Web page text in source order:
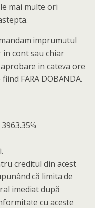
mai multe ori
imprumutul
in cont sau chiar
in cateva ore
FARA DOBANDA.
creditul din acest
că limita de
imediat după
cu aceste